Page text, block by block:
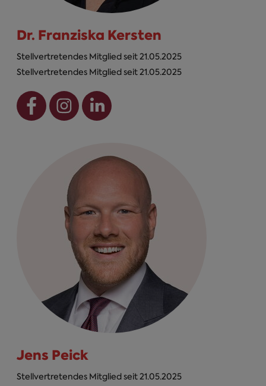
Dr. Franziska Kersten
Stellvertretendes Mitglied seit 21.05.2025
Stellvertretendes Mitglied seit 21.05.2025
Jens Peick
Stellvertretendes Mitglied seit 21.05.2025